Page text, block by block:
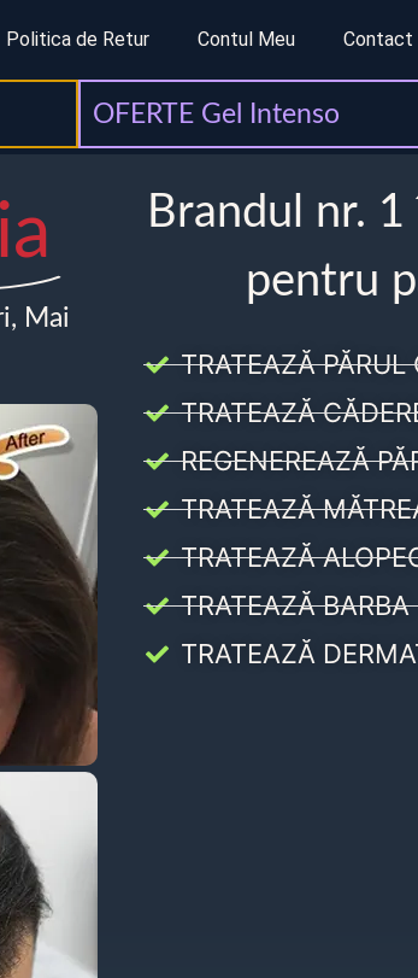
Politica de Retur Contul Meu Contact
OFERTE Gel Intenso
Mai
Brandul nr.
pentru
TRATEAZĂ PĂRUL
TRATEAZĂ
REGENEREAZĂ
TRATEAZĂ
TRATEAZĂ
TRATEAZĂ BARBA
TRATEAZĂ